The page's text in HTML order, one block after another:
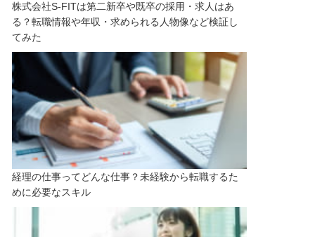
株式会社S-FITは第二新卒や既卒の採用・求人はあ
る？転職情報や年収・求められる人物像など検証し
てみた
経理の仕事ってどんな仕事？未経験から転職するた
めに必要なスキル